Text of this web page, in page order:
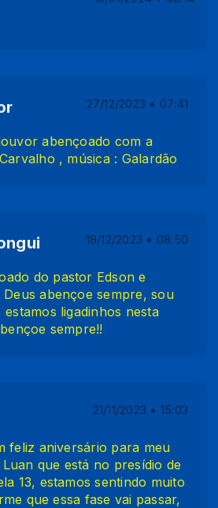
27/12/2023 • 07:41
abençoado com a
, música : Galardão
18/12/2023 • 08:50
do pastor Edson e
abençoe sempre, sou
ligadinhos nesta
sempre!!
21/11/2023 • 15:03
feliz aniversário para meu
que está no presídio de
13, estamos sentindo muito
que essa fase vai passar,